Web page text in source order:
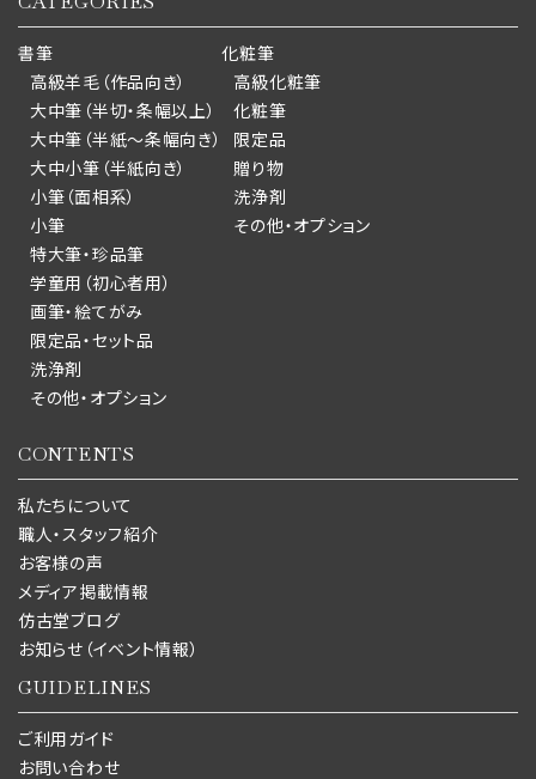
書筆
高級羊毛（作品向き）
大中筆（半切・条幅以上）
大中筆（半紙～条幅向き）
大中小筆（半紙向き）
小筆（面相系）
小筆
特大筆・珍品筆
学童用（初心者用）
画筆・絵てがみ
限定品・セット品
洗浄剤
その他・オプション
化粧筆
高級化粧筆
化粧筆
限定品
贈り物
洗浄剤
その他・オプション
CONTENTS
私たちについて
職人・スタッフ紹介
お客様の声
メディア掲載情報
仿古堂ブログ
お知らせ（イベント情報）
GUIDELINES
ご利用ガイド
お問い合わせ